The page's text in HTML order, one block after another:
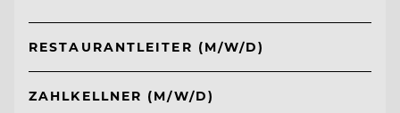
RESTAURANTLEITER (M/W/D)
ZAHLKELLNER (M/W/D)